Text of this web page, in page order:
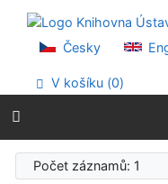
Přejít na menu
Prohlášení o webové
Česky
V košíku (0)
Počet záznamů: 1